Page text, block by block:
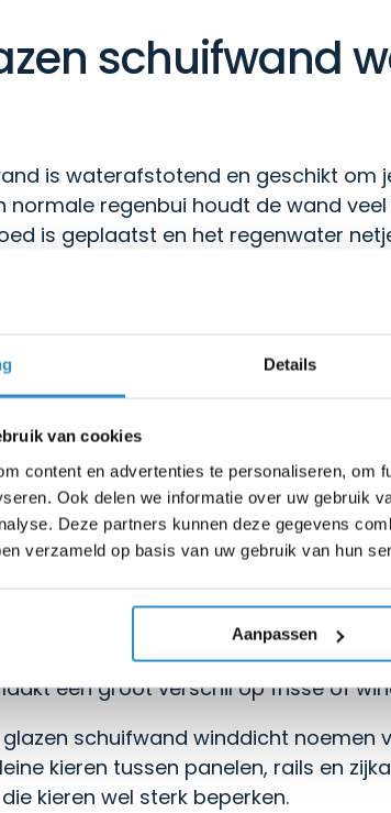
Details
van cookies
content en advertenties te personaliseren, om
Ook delen we informatie over uw gebruik
Deze partners kunnen deze gegevens
verzameld op basis van uw gebruik van hun
Aanpassen
schuifwand
is waterafstotend en geschikt
normale regenbui houdt de wand
is geplaatst en het regenwater
om een glazen schuifwand
tegen de wand blaast, kan er
komen. Dat komt doordat de
hierbij een belangrijke rol. Een rail
te beperken. Bij Slimglass zijn
zodat regenwater beter via de
schuifwand
is in de praktijk goed windwerend.
waardoor je minder last hebt van
een groot verschil op frisse of
glazen schuifwand winddicht noemen
kieren tussen panelen, rails en
kieren wel sterk beperken.